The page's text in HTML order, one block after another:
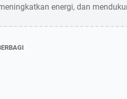
energi, dan